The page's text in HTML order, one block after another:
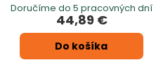
Doručíme do 5 pracovných dní
44,89 €
Do košíka